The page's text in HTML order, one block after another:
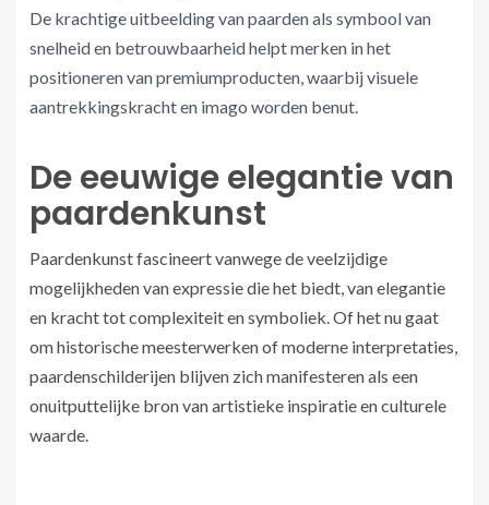
De krachtige uitbeelding van paarden als symbool van
snelheid en betrouwbaarheid helpt merken in het
positioneren van premiumproducten, waarbij visuele
aantrekkingskracht en imago worden benut.
De eeuwige elegantie van
paardenkunst
Paardenkunst fascineert vanwege de veelzijdige
mogelijkheden van expressie die het biedt, van elegantie
en kracht tot complexiteit en symboliek. Of het nu gaat
om historische meesterwerken of moderne interpretaties,
paardenschilderijen blijven zich manifesteren als een
onuitputtelijke bron van artistieke inspiratie en culturele
waarde.